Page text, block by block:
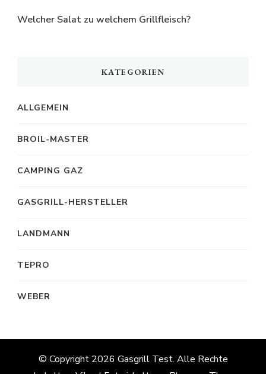
Welcher Salat zu welchem Grillfleisch?
KATEGORIEN
ALLGEMEIN
BROIL-MASTER
CAMPING GAZ
GASGRILL-HERSTELLER
LANDMANN
TEPRO
WEBER
© Copyright 2026 Gasgrill Test. Alle Rechte